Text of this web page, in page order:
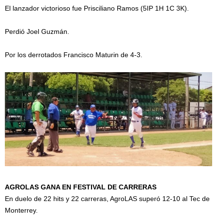
El lanzador victorioso fue Prisciliano Ramos (5IP 1H 1C 3K).
Perdió Joel Guzmán.
Por los derrotados Francisco Maturin de 4-3.
AGROLAS GANA EN FESTIVAL DE CARRERAS
En duelo de 22 hits y 22 carreras, AgroLAS superó 12-10 al Tec de
Monterrey.